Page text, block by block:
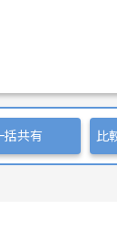
括共有 比